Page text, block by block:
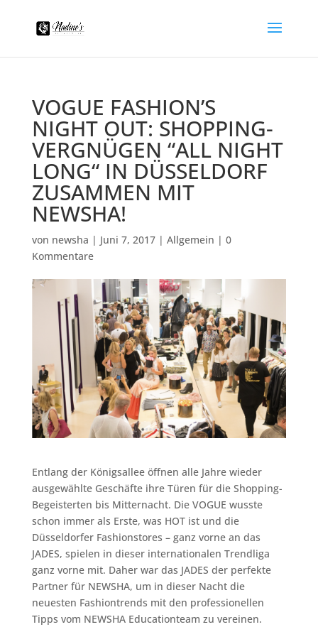
VOGUE FASHION’S
NIGHT OUT: SHOPPING-
VERGNÜGEN “ALL NIGHT
LONG“ IN DÜSSELDORF
ZUSAMMEN MIT
NEWSHA!
von newsha | Juni 7, 2017| Allgemein | 0
Kommentare
Entlang der Königsallee öffnen alle Jahre wieder
ausgewählte Geschäfte ihre Türen für die Shopping-
Begeisterten bis Mitternacht. Die VOGUE wusste
schon immer als Erste, was HOT ist und die
Düsseldorfer Fashionstores – ganz vorne an das
JADES, spielen in dieser internationalen Trendliga
ganz vorne mit. Daher war das JADES der perfekte
Partner für NEWSHA, um in dieser Nacht die
neuesten Fashiontrends mit den professionellen
Tipps vom NEWSHA Educationteam zu vereinen.